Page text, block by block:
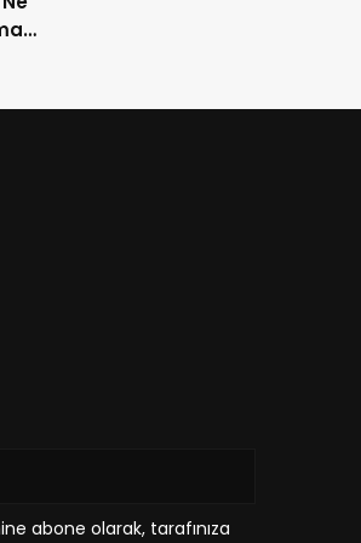
abone olarak, tarafınıza